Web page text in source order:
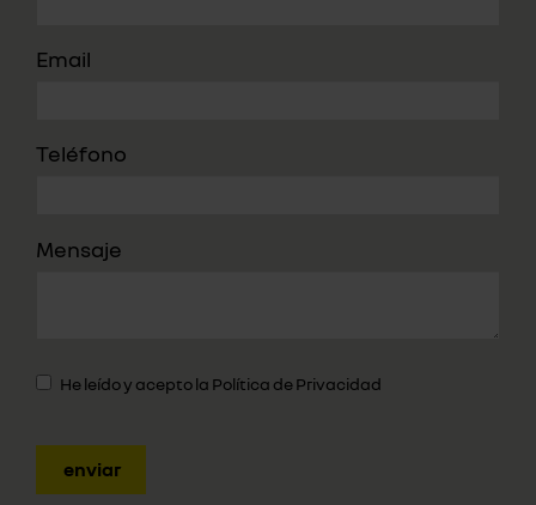
Email
Teléfono
Mensaje
He leído y acepto la Política de Privacidad
enviar